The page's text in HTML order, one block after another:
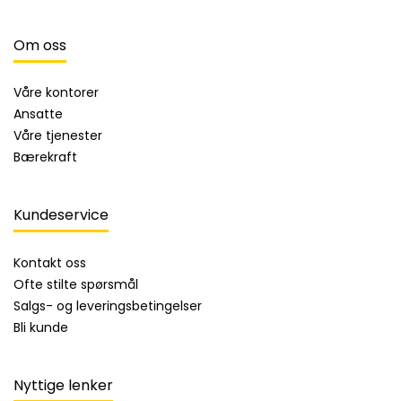
Om oss
Våre kontorer
Ansatte
Våre tjenester
Bærekraft
Kundeservice
Kontakt oss
Ofte stilte spørsmål
Salgs- og leveringsbetingelser
Bli kunde
Nyttige lenker